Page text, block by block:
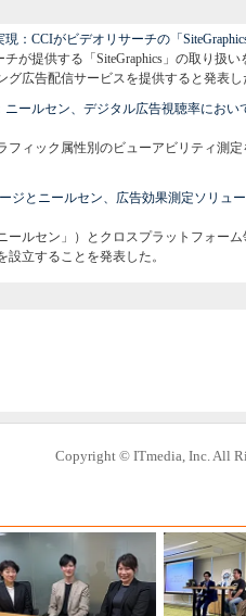
：CCIがビデオリサーチの「
が提供する「SiteGraphics」の取り扱い
広告配信サービスを提供すると発表し
ールセン、デジタル広告視聴率におい
ィック属性別のビューアビリティ測定
ジとニールセン、広告効果測定ソリュ
ルセン」）とクロスプラットフォーム
立することを発表した。
Copyright © ITmedia, Inc. All